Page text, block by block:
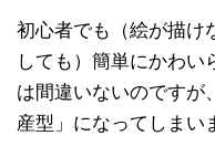
初心者でも（絵が描け
しても）簡単にかわい
は間違いないのですが
産型」になってしまい